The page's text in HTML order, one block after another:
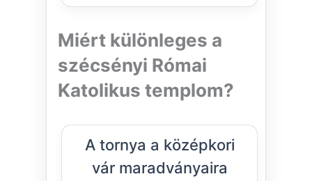
Miért különleges a
szécsényi Római
Katolikus templom?
A tornya a középkori
vár maradványaira